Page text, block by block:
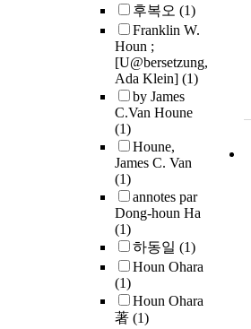
후복오 (1)
Franklin W.
Houn ;
[U@bersetzung,
Ada Klein] (1)
by James
C.Van Houne
(1)
Houne,
James C. Van
(1)
annotes par
Dong-houn Ha
(1)
하동일 (1)
Houn Ohara
(1)
Houn Ohara
著 (1)